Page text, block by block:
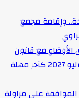
وإقامة مجمع
الأوضاع مع قانون
التأمين الموحد لمدة عام حتى 11 يوليو 2027 كآخر مهلة
تمنح 4 شركات الموافقة على مزاولة